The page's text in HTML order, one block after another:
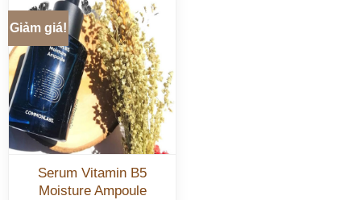
Giảm giá!
Serum Vitamin B5
Moisture Ampoule